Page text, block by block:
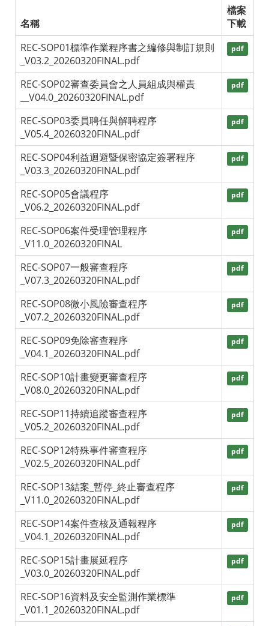
名稱
檔案
下載
REC-SOP01標準作業程序書之編修與制訂規則
_V03.2_20260320FINAL.pdf
pdf
REC-SOP02審查委員會之人員組成與權責
__V04.0_20260320FINAL.pdf
pdf
REC-SOP03委員聘任與解聘程序
_V05.4_20260320FINAL.pdf
pdf
REC-SOP04利益迴避暨保密協定簽署程序
_V03.3_20260320FINAL.pdf
pdf
REC-SOP05會議程序
_V06.2_20260320FINAL.pdf
pdf
REC-SOP06案件受理管理程序
_V11.0_20260320FINAL
pdf
REC-SOP07一般審查程序
_V07.3_20260320FINAL.pdf
pdf
REC-SOP08微小風險審查程序
_V07.2_20260320FINAL.pdf
pdf
REC-SOP09免除審查程序
_V04.1_20260320FINAL.pdf
pdf
REC-SOP10計畫變更審查程序
_V08.0_20260320FINAL.pdf
pdf
REC-SOP11持續追蹤審查程序
_V05.2_20260320FINAL.pdf
pdf
REC-SOP12特殊事件審查程序
_V02.5_20260320FINAL.pdf
pdf
REC-SOP13結案_暫停_終止審查程序
_V11.0_20260320FINAL.pdf
pdf
REC-SOP14案件查核及通報程序
_V04.1_20260320FINAL.pdf
pdf
REC-SOP15計畫展延程序
_V03.0_20260320FINAL.pdf
pdf
REC-SOP16資料及安全監測作業標準
_V01.1_20260320FINAL.pdf
pdf